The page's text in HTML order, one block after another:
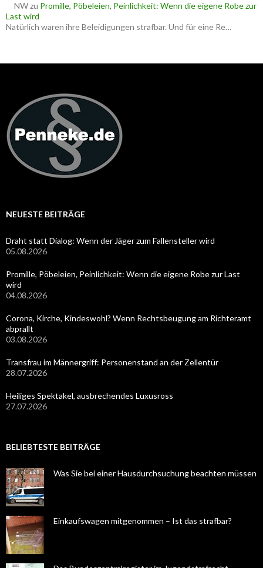
NWzu Promille, Pöbeleien, Peinlichkeit: Wenn die eigene Robe zur
Last wird
Natürlich waren ihre Beleidigungen strafbar. Und für eine Re…
NEUESTE BEITRÄGE
Draht statt Dialog: Wenn der Jäger zum Fallensteller wird
05.08.2026
Promille, Pöbeleien, Peinlichkeit: Wenn die eigene Robe zur Last
wird
04.08.2026
Corona, Kirche, Kindeswohl? Wenn Rechtsbeugung am Richteramt
abprallt
03.08.2026
Transfrau im Männergriff: Personenstand an der Zellentür
28.07.2026
Heiliges Spektakel, ausbrechendes Luxusross
27.07.2026
BELIEBTESTE BEITRÄGE
Was Sie bei einer Hausdurchsuchung beachten müssen
Einkaufswagen mitgenommen – Ist das strafbar?